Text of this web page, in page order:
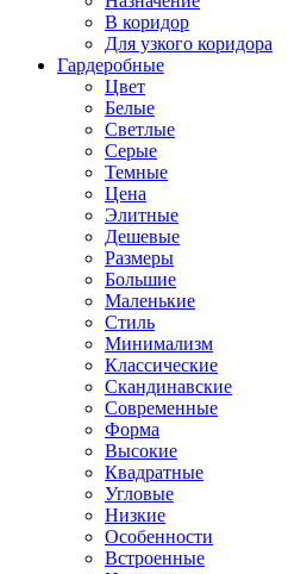
В коридор
Для узкого коридора
Гардеробные
Цвет
Белые
Светлые
Серые
Темные
Цена
Элитные
Дешевые
Размеры
Большие
Маленькие
Стиль
Минимализм
Классические
Скандинавские
Современные
Форма
Высокие
Квадратные
Угловые
Низкие
Особенности
Встроенные